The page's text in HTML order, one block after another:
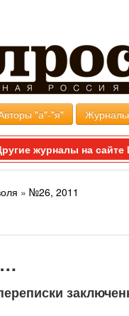
"а"-"я"
журналы на
» №26, 2011